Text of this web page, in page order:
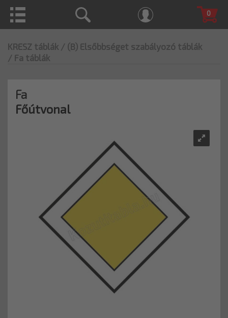
0
KRESZ táblák / (B) Elsőbbséget szabályozó táblák
/ Fa táblák
Fa
Főútvonal